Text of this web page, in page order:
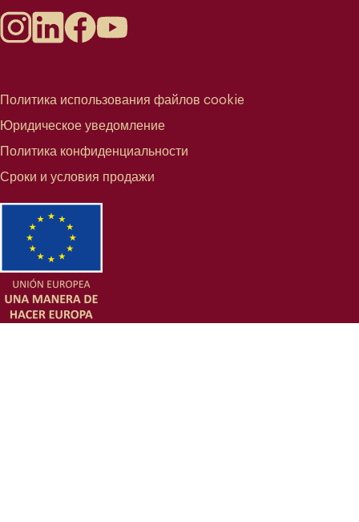
Политика использования файлов cookie
Юридическое уведомление
Политика конфиденциальности
Сроки и условия продажи